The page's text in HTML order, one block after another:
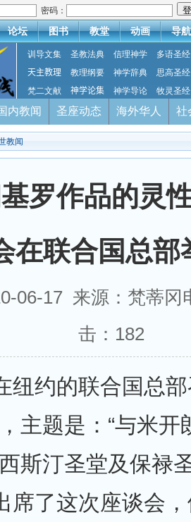
密码：
论坛 图书 教堂 动画 导航
训导文集 圣教法典 信理神学
多语圣经
天主教理
教理纲要 神学辞典
思高圣经
梵二文献
神学论集 神学导论 牧灵圣经
内教闻 圣座动态 海外华人 社
教闻
罗作品的灵
在联合国总部
06-17 来源：梵蒂
击： 182
纽约的联合国总
主题是：“与米开
斯汀圣堂及保禄
席了这次座谈会